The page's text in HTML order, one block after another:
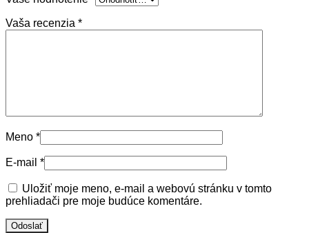
Vaša recenzia *
Meno *
E-mail *
Uložiť moje meno, e-mail a webovú stránku v tomto
prehliadači pre moje budúce komentáre.